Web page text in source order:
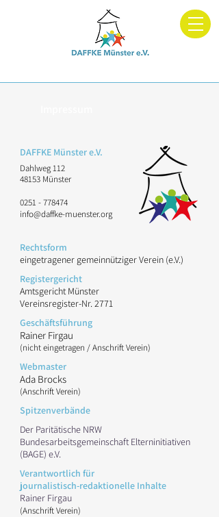
DAFFKE Münster e.V.
Dahlweg 112
48153 Münster
0251 - 778474
info@daffke-muenster.org
Rechtsform
eingetragener gemeinnütziger Verein (e.V.)
Registergericht
Amtsgericht Münster
Vereinsregister-Nr. 2771
Geschäftsführung
Rainer Firgau
(nicht eingetragen / Anschrift Verein)
Webmaster
Ada Brocks
(Anschrift Verein)
Spitzenverbände
Der Paritätische NRW
Bundesarbeitsgemeinschaft Elterninitiativen
(BAGE) e.V.
Verantwortlich für
journalistisch-redaktionelle Inhalte
Rainer Firgau
(Anschrift Verein)